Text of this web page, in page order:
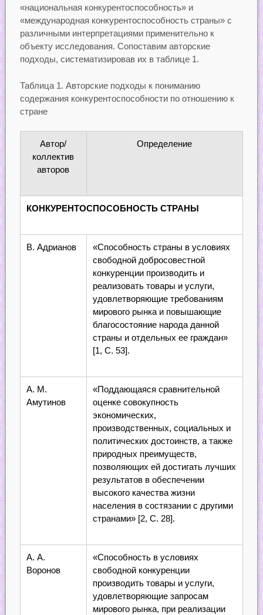
«национальная конкурентоспособность» и
«международная конкурентоспособность страны» с
различными интерпретациями применительно к
объекту исследования. Сопоставим авторские
подходы, систематизировав их в таблице 1.
Таблица 1. Авторские подходы к пониманию
содержания конкурентоспособности по отношению к
стране
Автор/
коллектив
авторов
Определение
КОНКУРЕНТОСПОСОБНОСТЬ СТРАНЫ
В. Адрианов
«Способность страны в условиях
свободной добросовестной
конкуренции производить и
реализовать товары и услуги,
удовлетворяющие требованиям
мирового рынка и повышающие
благосостояние народа данной
страны и отдельных ее граждан»
[1, С. 53].
А. М.
Амутинов
«Поддающаяся сравнительной
оценке совокупность
экономических,
производственных, социальных и
политических достоинств, а также
природных преимуществ,
позволяющих ей достигать лучших
результатов в обеспечении
высокого качества жизни
населения в состязании с другими
странами» [2, С. 28].
А. А.
Воронов
«Способность в условиях
свободной конкуренции
производить товары и услуги,
удовлетворяющие запросам
мирового рынка, при реализации